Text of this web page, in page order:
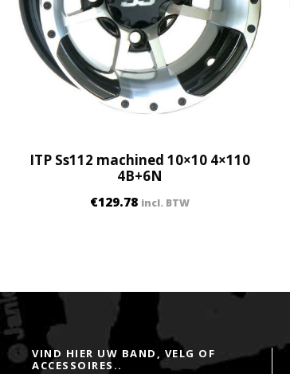
ITP Ss112 machined 10×10 4×110
4B+6N
€129.78 incl. BTW
VIND HIER UW BAND, VELG OF
ACCESSOIRES..